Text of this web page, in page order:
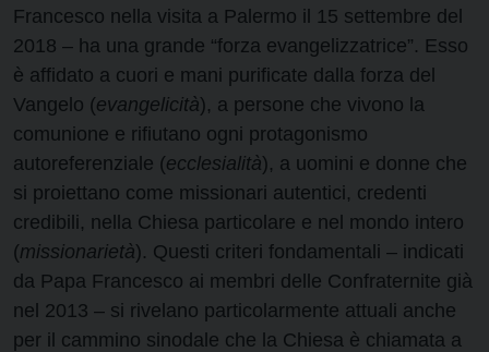
Francesco nella visita a Palermo il 15 settembre del
2018 – ha una grande “forza evangelizzatrice”. Esso
è affidato a cuori e mani purificate dalla forza del
Vangelo (evangelicità), a persone che vivono la
comunione e rifiutano ogni protagonismo
autoreferenziale (ecclesialità), a uomini e donne che
si proiettano come missionari autentici, credenti
credibili, nella Chiesa particolare e nel mondo intero
(missionarietà). Questi criteri fondamentali – indicati
da Papa Francesco ai membri delle Confraternite già
nel 2013 – si rivelano particolarmente attuali anche
per il cammino sinodale che la Chiesa è chiamata a